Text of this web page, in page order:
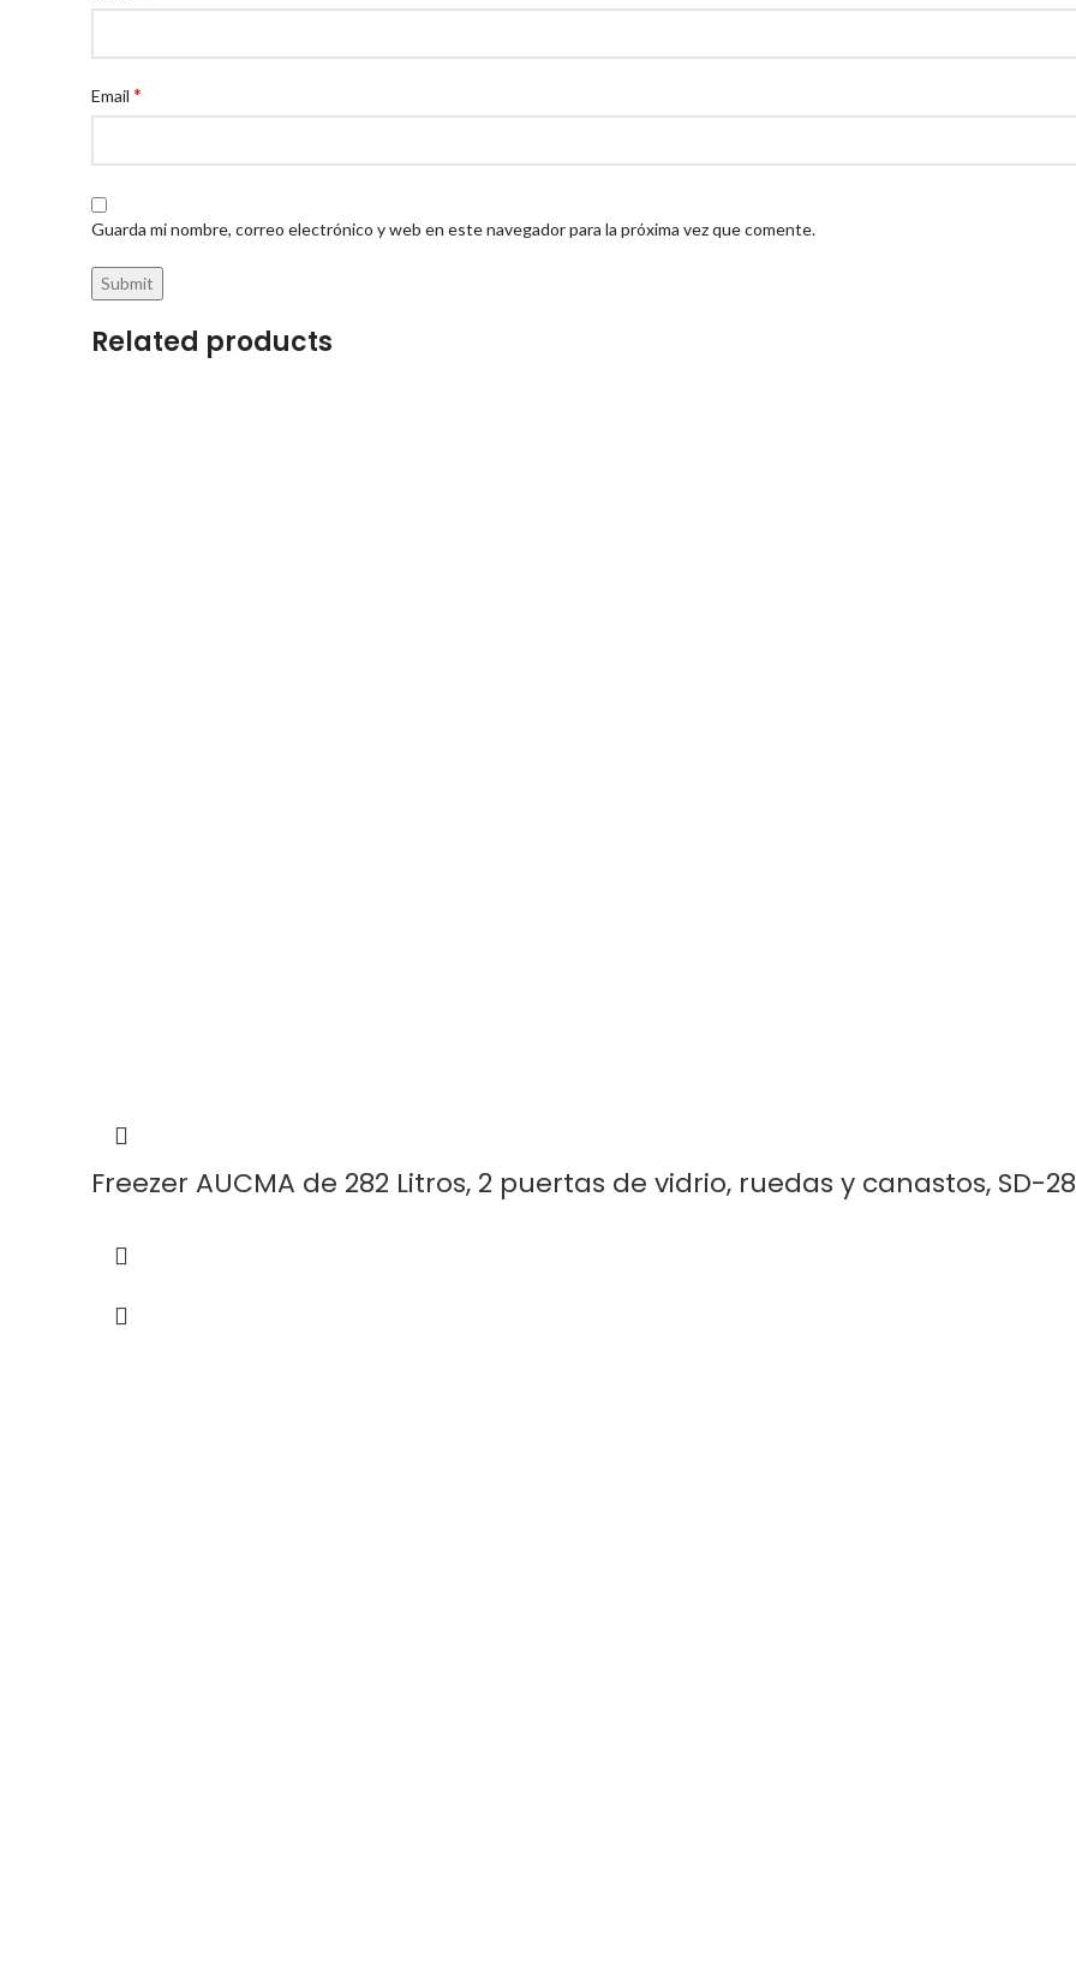
Email *
Guarda mi nombre, correo electrónico y web en este navegador para la próxima vez que comente.
Related products
Freezer AUCMA de 282 Litros, 2 puertas de vidrio, ruedas y canastos, SD-